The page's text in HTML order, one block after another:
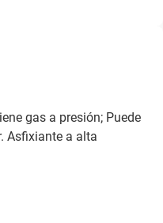
gas a presión; Puede
Asfixiante a alta